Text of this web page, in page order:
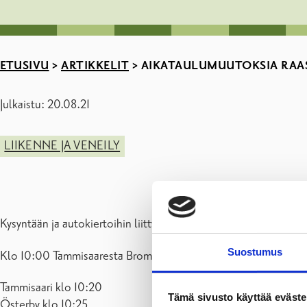
Suostumus
Tämä sivusto käyttää
ETUSIVU > ARTIKKELIT > AIKATAULUMUUTOKSIA
Julkaistu: 20.08.21
LIIKENNE JA VENEILY
Kysyntään ja autokiertoihin liittyvistä syistä johtuen, alkaen ma
Klo 10:00 Tammisaaresta Bromarviin lähtevä vuoro lähtee
Tammisaari klo 10:20